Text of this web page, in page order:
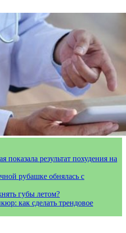
показала результат похудения на
рубашке обнялась с
губы летом?
как сделать трендовое